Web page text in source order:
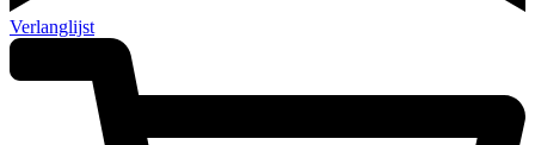
Verlanglijst